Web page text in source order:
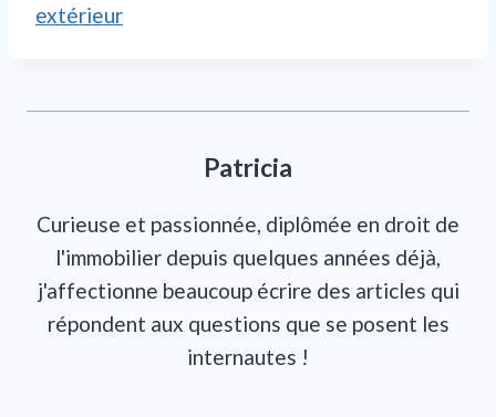
extérieur
Patricia
Curieuse et passionnée, diplômée en droit de
l'immobilier depuis quelques années déjà,
j'affectionne beaucoup écrire des articles qui
répondent aux questions que se posent les
internautes !